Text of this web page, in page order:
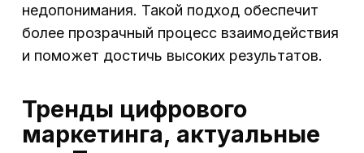
недопонимания. Такой подход обеспечит
более прозрачный процесс взаимодействия
и поможет достичь высоких результатов.
Тренды цифрового
маркетинга, актуальные